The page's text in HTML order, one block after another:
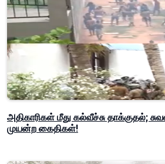
அதிகாரிகள் மீது கல்வீச்சு தாக்குதல்;
முயன்ற கைதிகள்!